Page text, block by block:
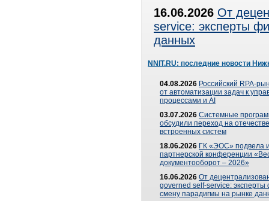
16.06.2026 От
service: эксперты
данных
NNIT.RU: последние новости
04.08.2026 Российский RPA-
от автоматизации задач к
процессами и AI
03.07.2026 Системные
обсудили переход на
встроенных систем
18.06.2026 ГК «ЭОС» подвела
партнерской конференции
документооборот – 2026»
16.06.2026 От
governed self-service: эксперты
смену парадигмы на рынке